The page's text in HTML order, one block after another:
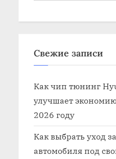
Свежие записи
Как чип тюнинг
улучшает
2026 году
Как выбрать уход
автомобиля под